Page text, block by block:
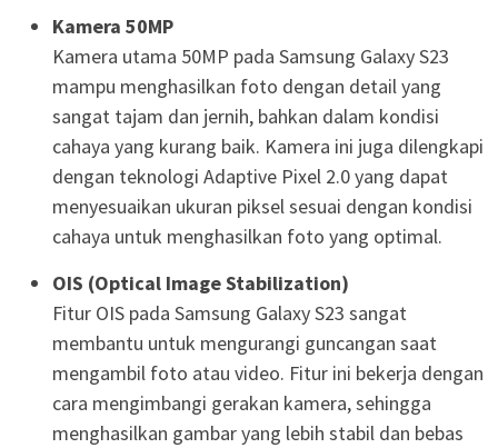
Kamera 50MP
Kamera utama 50MP pada Samsung Galaxy S23
mampu menghasilkan foto dengan detail yang
sangat tajam dan jernih, bahkan dalam kondisi
cahaya yang kurang baik. Kamera ini juga dilengkapi
dengan teknologi Adaptive Pixel 2.0 yang dapat
menyesuaikan ukuran piksel sesuai dengan kondisi
cahaya untuk menghasilkan foto yang optimal.
OIS (Optical Image Stabilization)
Fitur OIS pada Samsung Galaxy S23 sangat
membantu untuk mengurangi guncangan saat
mengambil foto atau video. Fitur ini bekerja dengan
cara mengimbangi gerakan kamera, sehingga
menghasilkan gambar yang lebih stabil dan bebas